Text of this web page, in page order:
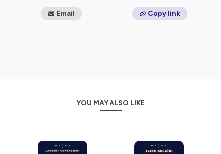
Email Copy link
YOU MAY ALSO LIKE